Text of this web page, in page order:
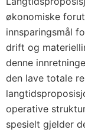
økonomiske
innsparingsmål
drift og
denne
den lave totale
operative
spesielt gjelder